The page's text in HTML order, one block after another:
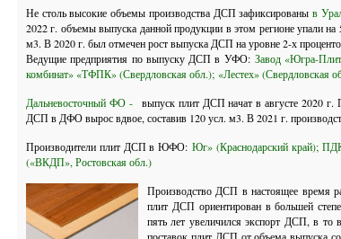
Не столь высокие объемы производства ДСП зафиксированы в
2022 г. объемы выпуска данной продукции в этом регионе упали
м3. В 2020 г. был отмечен рост выпуска ДСП на уровне 2-х
Ведущие предприятия по выпуску ДСП в УФО: Завод «Югра-
комбинат» «ТФПК» (Свердловская обл.); «Лестех» (Свердловская
Дальневосточный ФО -
выпуск плит ДСП начат в августе 2020
ДСП в ДФО вырос вдвое, составив 120 усл. м3. В 2021 г.
Производители плит ДСП в ЮФО: Юг» (Краснодарский край);
(«ВКДП», Ростовская обл.)
Производство ДСП в настоящее время
плит ДСП ориентирован в большей
пять лет увеличился экспорт ДСП, в